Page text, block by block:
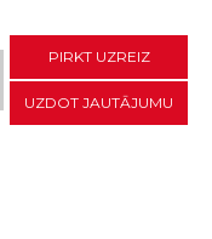
PIRKT UZREIZ
UZDOT JAUTĀJUMU